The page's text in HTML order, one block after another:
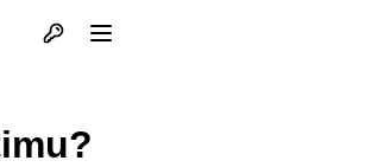
Otvori profil